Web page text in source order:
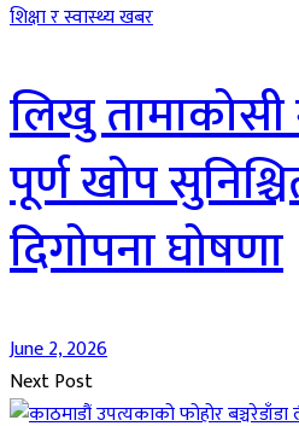
शिक्षा र स्वास्थ्य खबर
लिखु तामाकोसी
पूर्ण खोप
दिगोपना घोषणा
June 2, 2026
Next Post